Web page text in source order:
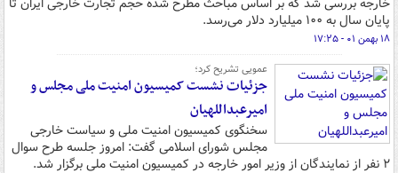
پایان سال به ۱۰۰ میلیارد دلار می‌رسد.
۱۸ بهمن ۰۱ - ۱۷:۲۵
عمویی تشریح کرد؛
جزئیات نشست کمیسیون امنیت ملی مجلس و
امیرعبداللهیان
سخنگوی کمیسیون امنیت ملی و سیاست خارجی
مجلس شورای اسلامی گفت: امروز جلسه طرح سوال
۲ نفر از نمایندگان از وزیر امور خارجه در کمیسیون امنیت ملی برگزار شد.